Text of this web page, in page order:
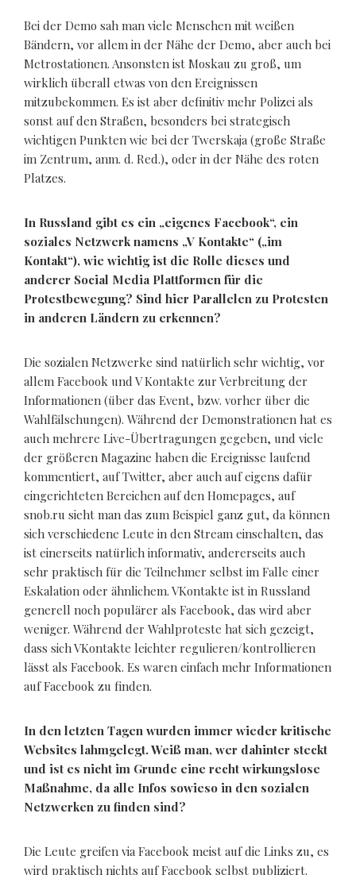
Bei der Demo sah man viele Menschen mit weißen
Bändern, vor allem in der Nähe der Demo, aber auch bei
Metrostationen. Ansonsten ist Moskau zu groß, um
wirklich überall etwas von den Ereignissen
mitzubekommen. Es ist aber definitiv mehr Polizei als
sonst auf den Straßen, besonders bei strategisch
wichtigen Punkten wie bei der Twerskaja (große Straße
im Zentrum, anm. d. Red.), oder in der Nähe des roten
Platzes.
In Russland gibt es ein „eigenes Facebook“, ein
soziales Netzwerk namens „V Kontakte“ („im
Kontakt“), wie wichtig ist die Rolle dieses und
anderer Social Media Plattformen für die
Protestbewegung? Sind hier Parallelen zu Protesten
in anderen Ländern zu erkennen?
Die sozialen Netzwerke sind natürlich sehr wichtig, vor
allem Facebook und V Kontakte zur Verbreitung der
Informationen (über das Event, bzw. vorher über die
Wahlfälschungen). Während der Demonstrationen hat es
auch mehrere Live-Übertragungen gegeben, und viele
der größeren Magazine haben die Ereignisse laufend
kommentiert, auf Twitter, aber auch auf eigens dafür
eingerichteten Bereichen auf den Homepages, auf
snob.ru sieht man das zum Beispiel ganz gut, da können
sich verschiedene Leute in den Stream einschalten, das
ist einerseits natürlich informativ, andererseits auch
sehr praktisch für die Teilnehmer selbst im Falle einer
Eskalation oder ähnlichem. VKontakte ist in Russland
generell noch populärer als Facebook, das wird aber
weniger. Während der Wahlproteste hat sich gezeigt,
dass sich VKontakte leichter regulieren/kontrollieren
lässt als Facebook. Es waren einfach mehr Informationen
auf Facebook zu finden.
In den letzten Tagen wurden immer wieder kritische
Websites lahmgelegt. Weiß man, wer dahinter steckt
und ist es nicht im Grunde eine recht wirkungslose
Maßnahme, da alle Infos sowieso in den sozialen
Netzwerken zu finden sind?
Die Leute greifen via Facebook meist auf die Links zu, es
wird praktisch nichts auf Facebook selbst publiziert.